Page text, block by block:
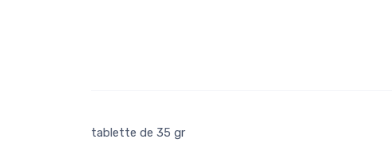
tablette de 35 gr